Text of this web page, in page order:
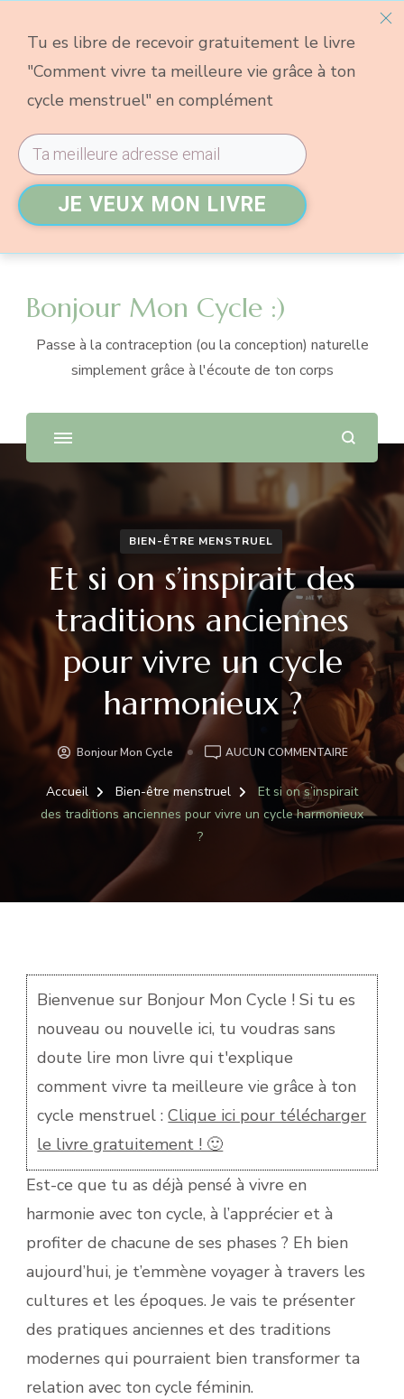
Bonjour Mon Cycle :)
Passe à la contraception (ou la conception) naturelle
simplement grâce à l'écoute de ton corps
BIEN-ÊTRE MENSTRUEL
Et si on s’inspirait des
traditions anciennes
pour vivre un cycle
harmonieux ?
Bonjour Mon Cycle AUCUN COMMENTAIREET
SI
ON
DES
VIVRE
?
Accueil Bien-être menstruel
Et si on s’inspirait
des traditions anciennes pour vivre un cycle harmonieux
?
Bienvenue sur Bonjour Mon Cycle ! Si tu es
nouveau ou nouvelle ici, tu voudras sans
doute lire mon livre qui t'explique
comment vivre ta meilleure vie grâce à ton
cycle menstruel :Clique ici pour télécharger
le livre gratuitement ! 🙂
Est-ce que tu as déjà pensé à vivre en
harmonie avec ton cycle, à l’apprécier et à
profiter de chacune de ses phases ? Eh bien
aujourd’hui, je t’emmène voyager à travers les
cultures et les époques. Je vais te présenter
des pratiques anciennes et des traditions
modernes qui pourraient bien transformer ta
relation avec ton cycle féminin.
Tu es libre de recevoir gratuitement le livre
"Comment vivre ta meilleure vie grâce à ton
cycle menstruel" en complément
JE VEUX MON LIVRE